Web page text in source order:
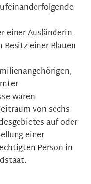
einer Ausländerin,
einer Blauen
waren.
von sechs
auf oder
einer
Person in